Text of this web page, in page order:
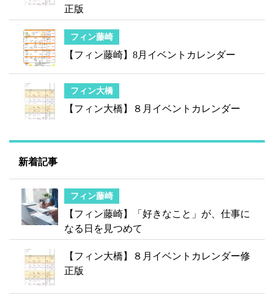
正版
フィン藤崎
【フィン藤崎】8月イベントカレンダー
フィン大橋
【フィン大橋】８月イベントカレンダー
新着記事
フィン藤崎
【フィン藤崎】「好きなこと」が、仕事に
なる日を見つめて
【フィン大橋】８月イベントカレンダー修
正版